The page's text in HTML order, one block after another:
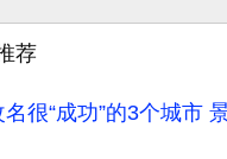
荐
名很“成功”的3个城市